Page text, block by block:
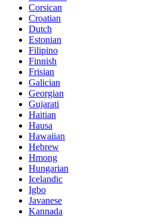
Corsican
Croatian
Dutch
Estonian
Filipino
Finnish
Frisian
Galician
Georgian
Gujarati
Haitian
Hausa
Hawaiian
Hebrew
Hmong
Hungarian
Icelandic
Igbo
Javanese
Kannada